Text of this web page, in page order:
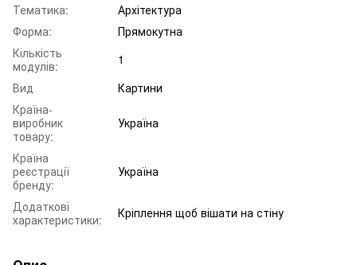
Тематика:
Архітектура
Форма:
Прямокутна
Кількість
модулів:
1
Вид
Картини
Країна-
виробник
товару:
Україна
Країна
реєстрації
бренду:
Україна
Додаткові
характеристики:
Кріплення щоб вішати на стіну